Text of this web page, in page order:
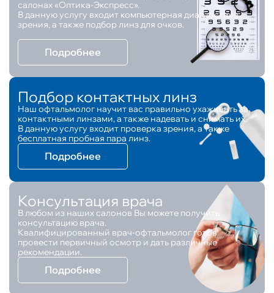
салонах «Оптика-Экспресс».
В данную услугу входит компьютерная диагностика
зрения, а также подбор линз для очков.
Подробнее
Подбор контактных линз
Наш офтальмолог научит вас правильно ухаживать за
контактными линзами, а также надевать и снимать их.
В данную услугу входит проверка зрения, а также
бесплатная пробная пара линз.
Подробнее
Консультация врача
В любом из наших салонов Вы можете получить
консультацию врача.
Квалифицированный врач-офтальмолог готов
провести первичный осмотр и дать различные
рекомендации.
Подробнее